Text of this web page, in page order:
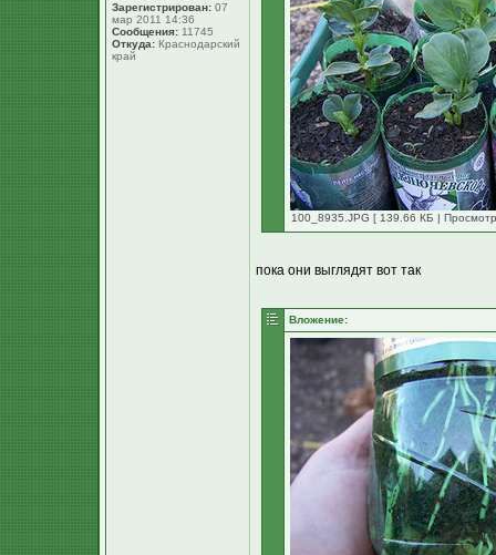
Зарегистрирован: 07
мар 2011 14:36
Сообщения: 11745
Откуда: Краснодарский
край
100_8935.JPG [ 139.66 КБ |
пока они выглядят вот так
Вложение: